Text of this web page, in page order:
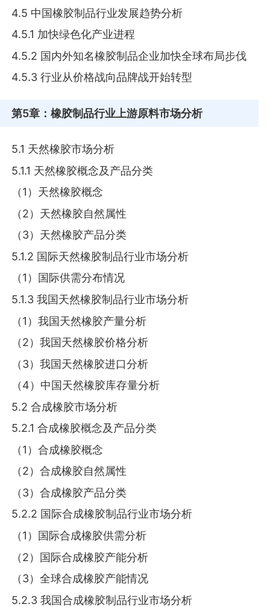
4.5 中国橡胶制品行业发展趋势分析
4.5.1 加快绿色化产业进程
4.5.2 国内外知名橡胶制品企业加快全球布局步伐
4.5.3 行业从价格战向品牌战开始转型
第5章 ：橡胶制品行业上游原料市场分析
5.1 天然橡胶市场分析
5.1.1 天然橡胶概念及产品分类
（1）天然橡胶概念
（2）天然橡胶自然属性
（3）天然橡胶产品分类
5.1.2 国际天然橡胶制品行业市场分析
（1）国际供需分布情况
5.1.3 我国天然橡胶制品行业市场分析
（1）我国天然橡胶产量分析
（2）我国天然橡胶价格分析
（3）我国天然橡胶进口分析
（4）中国天然橡胶库存量分析
5.2 合成橡胶市场分析
5.2.1 合成橡胶概念及产品分类
（1）合成橡胶概念
（2）合成橡胶自然属性
（3）合成橡胶产品分类
5.2.2 国际合成橡胶制品行业市场分析
（1）国际合成橡胶供需分析
（2）国际合成橡胶产能分析
（3）全球合成橡胶产能情况
5.2.3 我国合成橡胶制品行业市场分析